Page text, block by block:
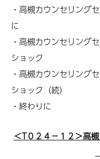
・高槻カウンセリング
に
・高槻カウンセリング
ショック
・高槻カウンセリング
ショック（続）
・終わりに
＜T０２４－１２＞高